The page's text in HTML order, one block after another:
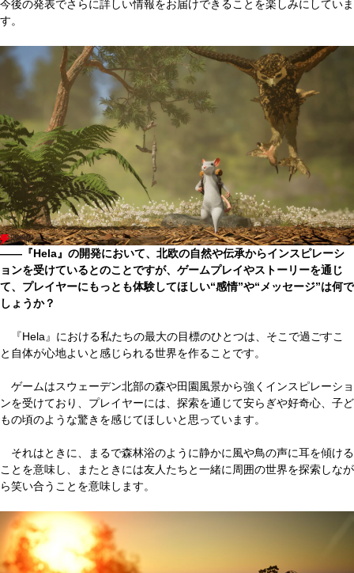
今後の発表でさらに詳しい情報をお届けできることを楽しみにしていま
す。
――『Hela』の開発において、北欧の自然や伝承からインスピレーシ
ョンを受けているとのことですが、ゲームプレイやストーリーを通じ
て、プレイヤーにもっとも体験してほしい“感情”や“メッセージ”は何で
しょうか？
『Hela』における私たちの最大の目標のひとつは、そこで過ごすこ
と自体が心地よいと感じられる世界を作ることです。
ゲームはスウェーデン北部の森や田園風景から強くインスピレーショ
ンを受けており、プレイヤーには、探索を通じて安らぎや好奇心、子ど
もの頃のような驚きを感じてほしいと思っています。
それはときに、まるで森林浴のように静かに風や鳥の声に耳を傾ける
ことを意味し、またときには友人たちと一緒に周囲の世界を探索しなが
ら笑い合うことを意味します。